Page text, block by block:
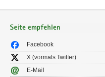
Seite empfehlen
Facebook
X (vormals Twitter)
E-Mail